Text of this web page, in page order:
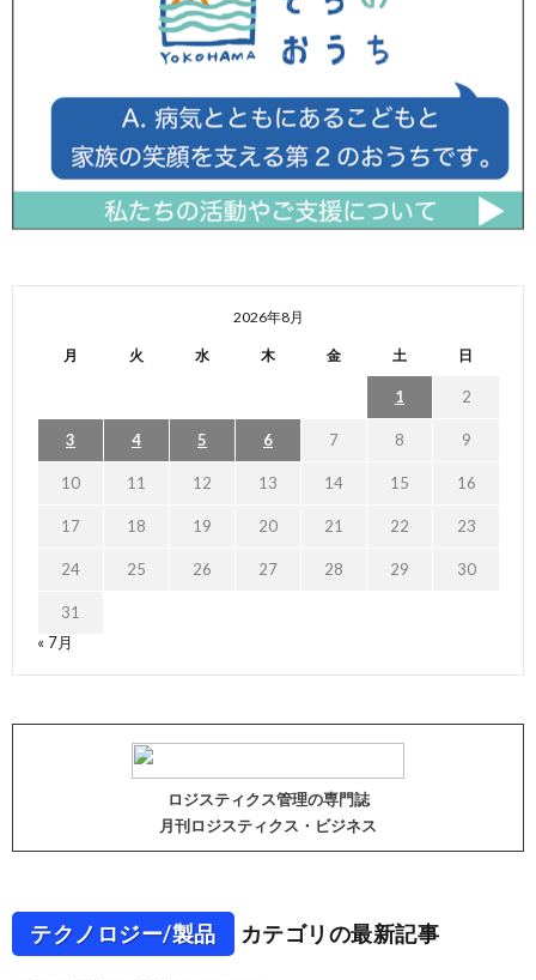
2026年8月
月 火 水 木 金 土 日
1 2
3 4 5 6 7 8 9
10 11 12 13 14 15 16
17 18 19 20 21 22 23
24 25 26 27 28 29 30
31
« 7月
ロジスティクス管理の専門誌
月刊ロジスティクス・ビジネス
テクノロジー/製品 カテゴリの最新記事